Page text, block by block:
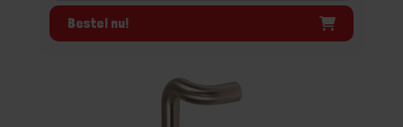
Bestel nu!